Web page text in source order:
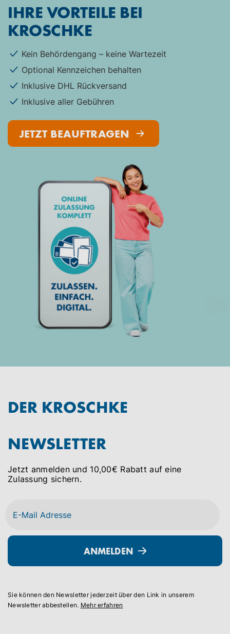
IHRE VORTEILE BEI
KROSCHKE
Kein Behördengang – keine Wartezeit
Optional Kennzeichen behalten
Inklusive DHL Rückversand
Inklusive aller Gebühren
JETZT BEAUFTRAGEN
DER KROSCHKE
NEWSLETTER
Jetzt anmelden und 10,00€ Rabatt auf eine
Zulassung sichern.
ANMELDEN
Sie können den Newsletter jederzeit über den Link in unserem
Newsletter abbestellen. Mehr erfahren